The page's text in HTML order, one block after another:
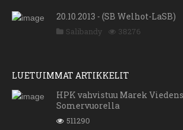
20.10.2013 - (SB Welhot-LaSB)
Salibandy 38276
LUETUIMMAT ARTIKKELIT
HPK vahvistuu Marek
Somervuorella
511290